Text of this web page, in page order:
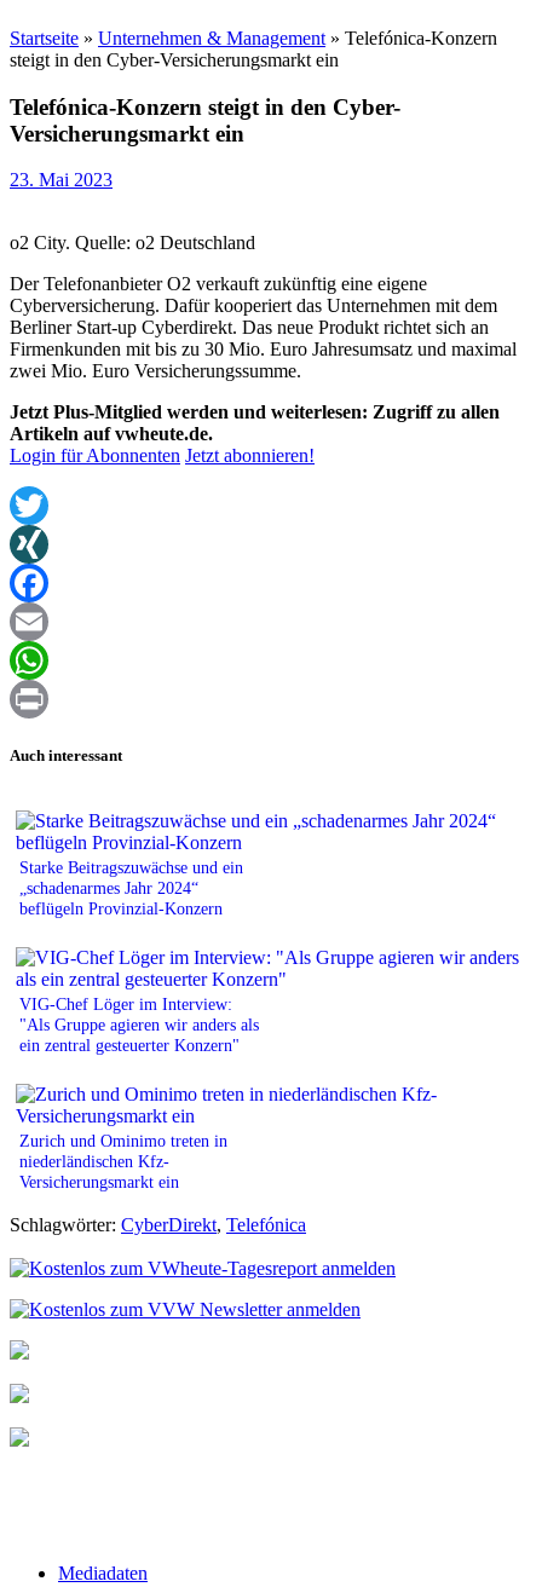
Startseite » Unternehmen & Management » Telefónica-Konzern
steigt in den Cyber-Versicherungsmarkt ein
Telefónica-Konzern steigt in den Cyber-
Versicherungsmarkt ein
23. Mai 2023
o2 City. Quelle: o2 Deutschland
Der Telefonanbieter O2 verkauft zukünftig eine eigene
Cyberversicherung. Dafür kooperiert das Unternehmen mit dem
Berliner Start-up Cyberdirekt. Das neue Produkt richtet sich an
Firmenkunden mit bis zu 30 Mio. Euro Jahresumsatz und maximal
zwei Mio. Euro Versicherungssumme.
Jetzt Plus-Mitglied werden und weiterlesen: Zugriff zu allen
Artikeln auf vwheute.de.
Login für Abonnenten Jetzt abonnieren!
Twitter
XING
Facebook
Email
WhatsApp
Auch interessant
Starke Beitragszuwächse und ein
„schadenarmes Jahr 2024“
beflügeln Provinzial-Konzern
VIG-Chef Löger im Interview:
"Als Gruppe agieren wir anders als
ein zentral gesteuerter Konzern"
Zurich und Ominimo treten in
niederländischen Kfz-
Versicherungsmarkt ein
Schlagwörter: CyberDirekt, Telefónica
Mediadaten